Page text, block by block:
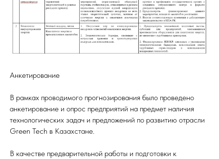
Анкетирование
В рамках проводимого прогнозирования было проведено
анкетирование и опрос предприятий на предмет наличия
технологических задач и предложений по развитию отрасли
Green Tech в Казахстане.
В качестве предварительной работы и подготовки к